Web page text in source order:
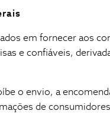
Clogs
Dressesem fornecer aos
e confiáveis,
o envio, a
de